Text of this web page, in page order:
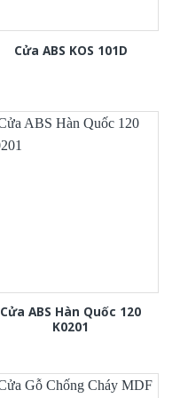
Cửa ABS KOS 101D
Cửa ABS Hàn Quốc 120
K0201